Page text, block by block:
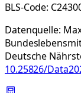
BLS-Code:
Datenquelle:
Deutsche
10.25826/